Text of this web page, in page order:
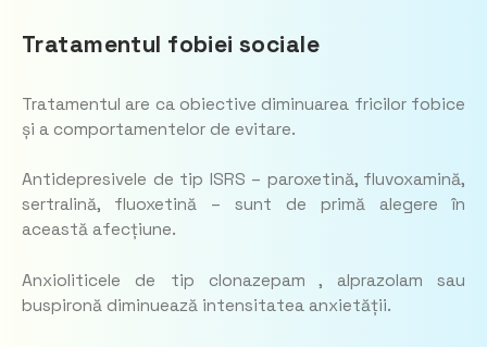
Tratamentul fobiei sociale
Tratamentul are ca obiective diminuarea fricilor fobice
și a comportamentelor de evitare.
Antidepresivele de tip ISRS – paroxetină, fluvoxamină,
sertralină, fluoxetină – sunt de primă alegere în
această afecțiune.
Anxioliticele de tip clonazepam , alprazolam sau
buspironă diminuează intensitatea anxietății.